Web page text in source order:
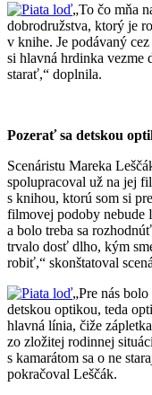
„To čo mňa
dobrodružstva, ktorý je
v knihe. Je podávaný
si hlavná hrdinka vezme
starať,“ doplnila.
Pozerať sa detskou
Scenáristu Mareka
spolupracoval už na jej
s knihou, ktorú som si
filmovej podoby nebude
a bolo treba sa
trvalo dosť dlho, kým
robiť,“ skonštatoval
„Pre nás
detskou optikou, teda
hlavná línia, čiže
zo zložitej rodinnej
s kamarátom sa o ne
pokračoval Leščák.